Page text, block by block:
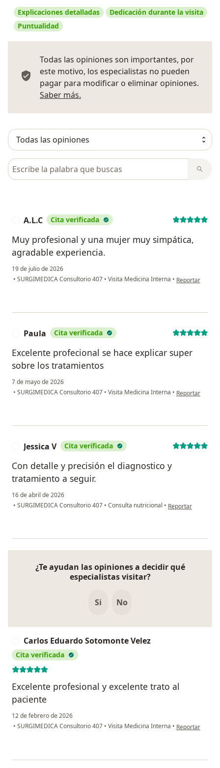
Explicaciones detalladas
Dedicación durante la visita
Puntualidad
Todas las opiniones son importantes, por
este motivo, los especialistas no pueden
pagar para modificar o eliminar opiniones.
Saber más.
Busca en opiniones
A.L.C Cita verificada
Muy profesional y una mujer muy simpática,
agradable experiencia.
19 de julio de 2026
• SURGIMEDICA Consultorio 407 • Visita Medicina Interna • en opinión del
Reportar
Paula Cita verificada
Excelente profecional se hace explicar super
sobre los tratamientos
7 de mayo de 2026
• SURGIMEDICA Consultorio 407 • Visita Medicina Interna • en opinión del
Reportar
Jessica V Cita verificada
Con detalle y precisión el diagnostico y
tratamiento a seguir.
16 de abril de 2026
• SURGIMEDICA Consultorio 407 • Consulta nutricional • en opinión del
Reportar
¿Te ayudan las opiniones a decidir qué
especialistas visitar?
Si No
Carlos Eduardo Sotomonte Velez
Cita verificada
Excelente profesional y excelente trato al
paciente
12 de febrero de 2026
• SURGIMEDICA Consultorio 407 • Visita Medicina Interna • en opinión del
Reportar